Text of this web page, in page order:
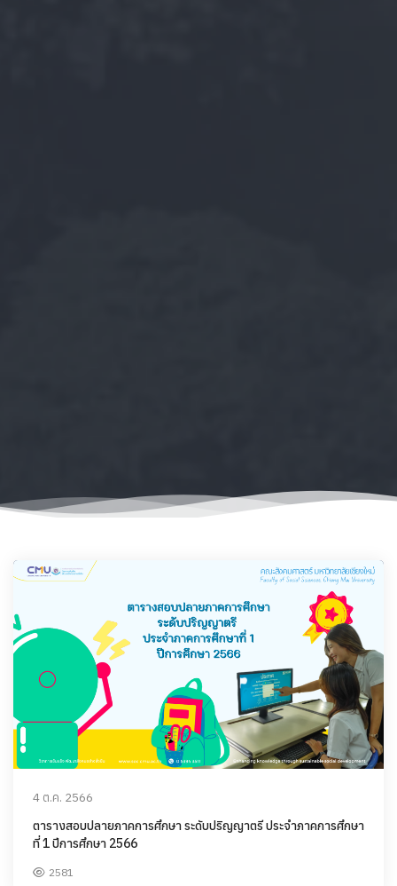
4 ต.ค. 2566
ตารางสอบปลายภาคการศึกษา ระดับปริญญาตรี ประจำภาคการศึกษา
ที่ 1 ปีการศึกษา 2566
2581